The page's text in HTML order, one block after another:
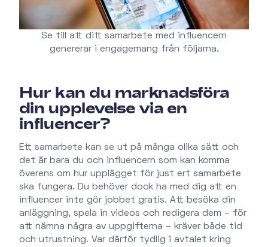
Se till att ditt samarbete med influencern
genererar i engagemang från följarna.
Hur kan du marknadsföra
din upplevelse via en
influencer?
Ett samarbete kan se ut på många olika sätt och
det är bara du och influencern som kan komma
överens om hur upplägget för just ert samarbete
ska fungera. Du behöver dock ha med dig att en
influencer inte gör jobbet gratis. Att besöka din
anläggning, spela in videos och redigera dem – för
att nämna några av uppgifterna – kräver både tid
och utrustning. Var därför tydlig i avtalet kring